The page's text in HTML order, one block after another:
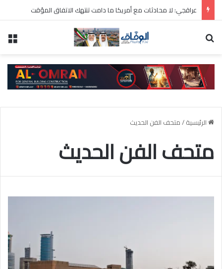
عراقجي: لا محادثات مع أمريكا ما دامت تنتهك الاتفاق المؤقت
الرئيسية/متحف الفن الحديث
متحف الفن الحديث